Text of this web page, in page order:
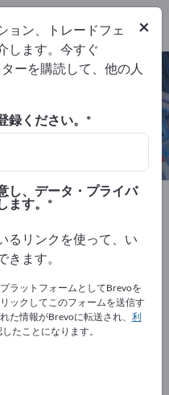
ドイツ
Website
9001:2008
14001:2005
×
ョン、トレードフェ
します。今すぐ
ーを購読して、他の人
録ください。
し、データ・プライバ
す。
るリンクを使って、い
ます。
ラットフォームとしてBrevoを
ックしてこのフォームを送信す
た情報がBrevoに転送され、 利
たことになります。